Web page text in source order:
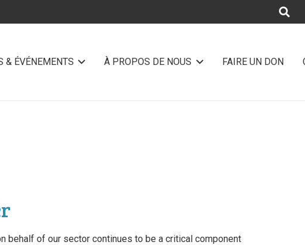
& ÉVÉNEMENTS À PROPOS DE NOUS FAIRE UN DON
behalf of our sector continues to be a critical component